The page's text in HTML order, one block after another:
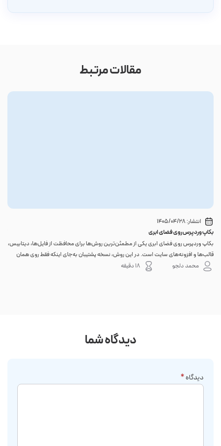
مقالات مرتبط
انتشار:1405/04/28
بکاپ وردپرس روی فضای ابری
بکاپ وردپرس روی فضای ابری یکی از مطمئن‌ترین روش‌ها برای محافظت از فایل‌ها، دیتابیس،
قالب‌ها و افزونه‌های سایت است. در این روش، نسخه پشتیبان به‌جای اینکه فقط روی همان
هاست اصلی باقی بماند، به یک فضای جداگانه منتقل می‌شود؛ بنابراین خرابی سرور، هک
محمد دلجو 18 دقیقه
دیدگاه شما
دیدگاه*